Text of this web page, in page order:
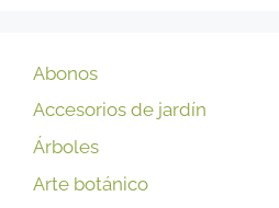
Abonos
Accesorios de jardín
Árboles
Arte botánico